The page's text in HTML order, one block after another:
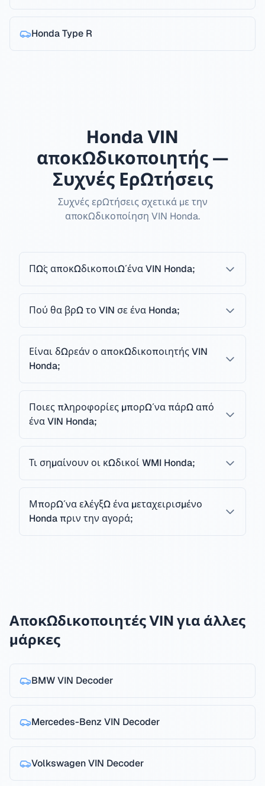
HondaType R
Honda VIN
αποκωδικοποιητής —
Συχνές Ερωτήσεις
Συχνές ερωτήσεις σχετικά με την
αποκωδικοποίηση VIN Honda.
Πώς αποκωδικοποιώ ένα VIN Honda;
Πού θα βρω το VIN σε ένα Honda;
Είναι δωρεάν ο αποκωδικοποιητής VIN
Honda;
Ποιες πληροφορίες μπορώ να πάρω από
ένα VIN Honda;
Τι σημαίνουν οι κωδικοί WMI Honda;
Μπορώ να ελέγξω ένα μεταχειρισμένο
Honda πριν την αγορά;
Αποκωδικοποιητές VIN για άλλες
μάρκες
BMWVIN Decoder
Mercedes-Benz VIN Decoder
VolkswagenVIN Decoder